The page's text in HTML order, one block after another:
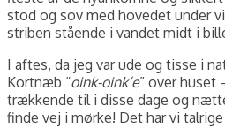
stod og sov med hovedet under
striben stående i vandet midt i
I aftes, da jeg var ude og tisse i
Kortnæb “oink-oink’e” over huset
trækkende til i disse dage og
finde vej i mørke! Det har vi